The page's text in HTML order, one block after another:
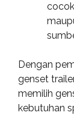
Dengan
genset
memilih
kebutuhan